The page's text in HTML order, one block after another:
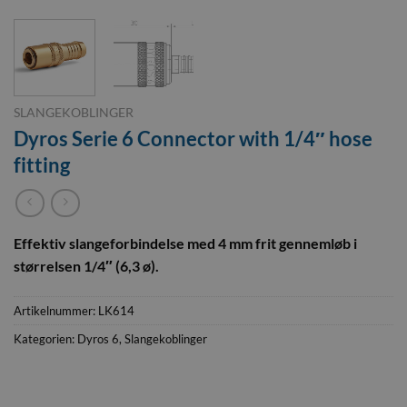
SLANGEKOBLINGER
Dyros Serie 6 Connector with 1/4″ hose
fitting
Effektiv slangeforbindelse med 4 mm frit gennemløb i
størrelsen 1/4″ (6,3 ø).
Artikelnummer: LK614
Kategorien: Dyros 6, Slangekoblinger